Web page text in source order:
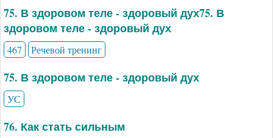
75. В здоровом теле - здоровый дух75. В
здоровом теле - здоровый дух
467 Речевой тренинг
75. В здоровом теле - здоровый дух
УС
76. Как стать сильным